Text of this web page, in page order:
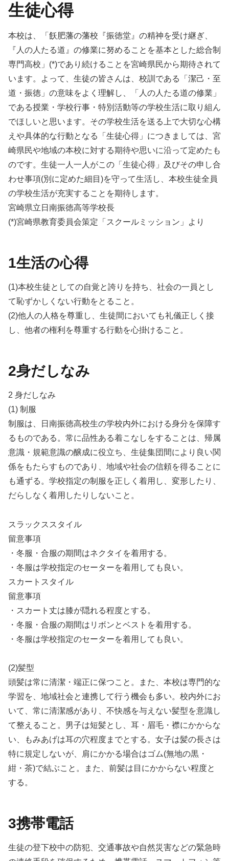
生徒心得
本校は、「飫肥藩の藩校『振徳堂』の精神を受け継ぎ、
『人の人たる道』の修業に努めることを基本とした総合制
専門高校」(*)であり続けることを宮崎県民から期待されて
います。よって、生徒の皆さんは、校訓である「潔己・至
道・振徳」の意味をよく理解し、「人の人たる道の修業」
である授業・学校行事・特別活動等の学校生活に取り組ん
でほしいと思います。その学校生活を送る上で大切な心構
えや具体的な行動となる「生徒心得」につきましては、宮
崎県民や地域の本校に対する期待や思いに沿って定めたも
のです。生徒一人一人がこの「生徒心得」及びその申し合
わせ事項(別に定めた細目)を守って生活し、本校生徒全員
の学校生活が充実することを期待します。
宮崎県立日南振徳高等学校長
(*)宮崎県教育委員会策定「スクールミッション」より
1生活の心得
(1)本校生徒としての自覚と誇りを持ち、社会の一員とし
て恥ずかしくない行動をとること。
(2)他人の人格を尊重し、生徒間においても礼儀正しく接
し、他者の権利を尊重する行動を心掛けること。
2身だしなみ
2 身だしなみ
(1) 制服
制服は、日南振徳高校生の学校内外における身分を保障す
るものである。常に品性ある着こなしをすることは、帰属
意識・規範意識の醸成に役立ち、生徒集団間により良い関
係をもたらすものであり、地域や社会の信頼を得ることに
も通ずる。学校指定の制服を正しく着用し、変形したり、
だらしなく着用したりしないこと。
スラックススタイル
留意事項
・冬服・合服の期間はネクタイを着用する。
・冬服は学校指定のセーターを着用しても良い。
スカートスタイル
留意事項
・スカート丈は膝が隠れる程度とする。
・冬服・合服の期間はリボンとベストを着用する。
・冬服は学校指定のセーターを着用しても良い。
(2)髪型
頭髪は常に清潔・端正に保つこと。また、本校は専門的な
学習を、地域社会と連携して行う機会も多い。校内外にお
いて、常に清潔感があり、不快感を与えない髪型を意識し
て整えること。男子は短髪とし、耳・眉毛・襟にかからな
い、もみあげは耳の穴程度までとする。女子は髪の長さは
特に規定しないが、肩にかかる場合はゴム(無地の黒・
紺・茶)で結ぶこと。また、前髪は目にかからない程度と
する。
3携帯電話
生徒の登下校中の防犯、交通事故や自然災害などの緊急時